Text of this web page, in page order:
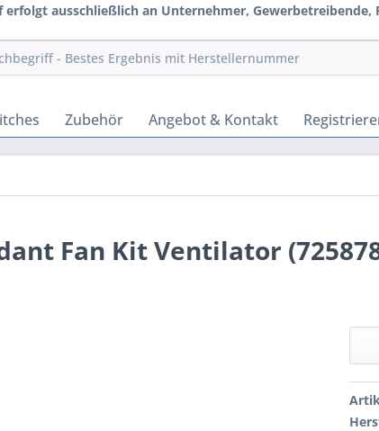
erfolgt ausschließlich an Unternehmer,
Zubehör Angebot & Kontakt
Fan Kit Ventilator